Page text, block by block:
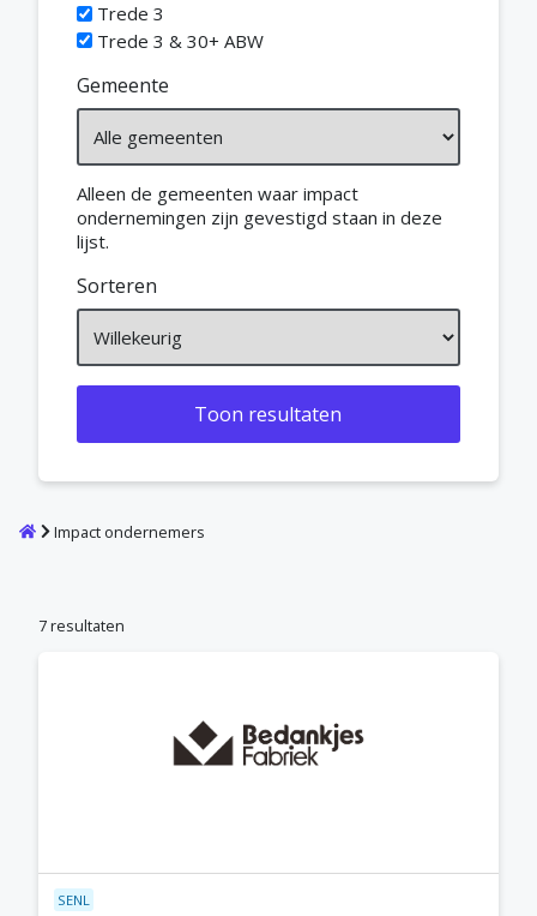
Trede 3
Trede 3 & 30+ ABW
Gemeente
Alleen de gemeenten waar impact
ondernemingen zijn gevestigd staan in deze
lijst.
Sorteren
Toon resultaten
HomeImpact ondernemers
7 resultaten
SENL